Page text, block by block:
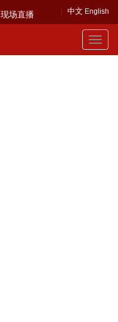
中文 English
现场直播
Toggle